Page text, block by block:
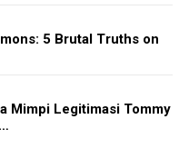
5 Brutal Truths on
Mimpi Legitimasi Tommy